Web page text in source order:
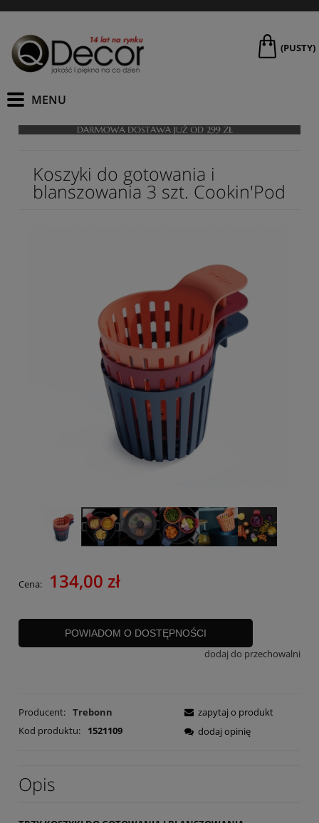
(PUSTY)
Koszyki do gotowania i
blanszowania 3 szt. Cookin'Pod
Cena: 134,00 zł
POWIADOM O DOSTĘPNOŚCI
dodaj do przechowalni
Producent: Trebonn
Kod produktu:
1521109
zapytaj o produkt
dodaj opinię
Opis